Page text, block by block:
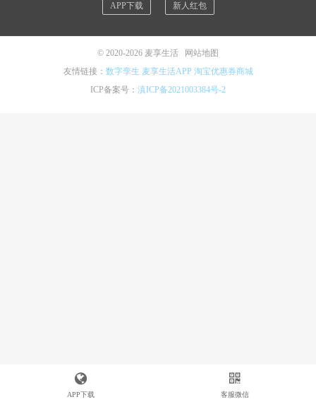
APP下载 新人红包
© 2020-2026 麦享生活
网站地图
友情链接： 数字孪生 麦享生活APP 淘宝优惠券商城
ICP备案号： 滇ICP备2021003384号-2
APP下载 客服微信